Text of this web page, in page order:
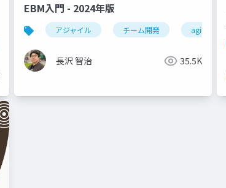
EBM入門 - 2024年版
アジャイル チーム開発 agile
長沢 智治 35.5K